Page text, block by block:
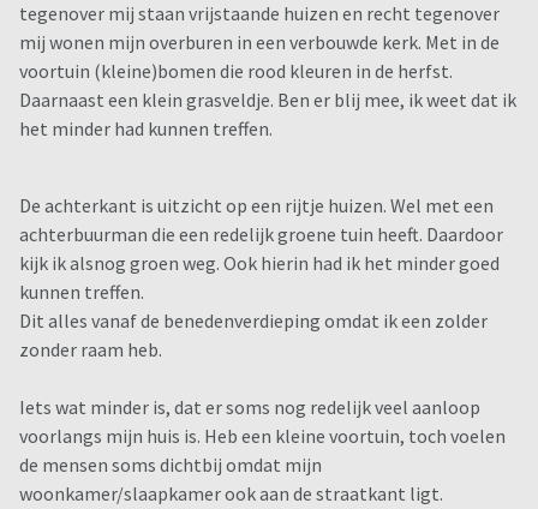
tegenover mij staan vrijstaande huizen en recht tegenover
mij wonen mijn overburen in een verbouwde kerk. Met in de
voortuin (kleine)bomen die rood kleuren in de herfst.
Daarnaast een klein grasveldje. Ben er blij mee, ik weet dat ik
het minder had kunnen treffen.
De achterkant is uitzicht op een rijtje huizen. Wel met een
achterbuurman die een redelijk groene tuin heeft. Daardoor
kijk ik alsnog groen weg. Ook hierin had ik het minder goed
kunnen treffen.
Dit alles vanaf de benedenverdieping omdat ik een zolder
zonder raam heb.
Iets wat minder is, dat er soms nog redelijk veel aanloop
voorlangs mijn huis is. Heb een kleine voortuin, toch voelen
de mensen soms dichtbij omdat mijn
woonkamer/slaapkamer ook aan de straatkant ligt.